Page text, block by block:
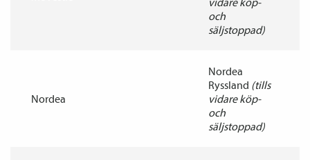
och
säljstoppad)
Nordea
Nordea
Ryssland (tills
vidare köp-
och
säljstoppad)